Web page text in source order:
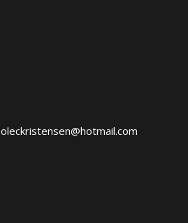
oleckristensen@hotmail.com